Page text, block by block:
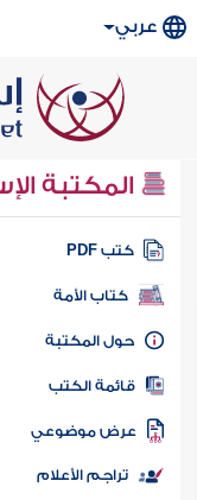
عربي
المكتبة
كتب PDF
كتاب الأمة
المكتبة
الكتب
موضوعي